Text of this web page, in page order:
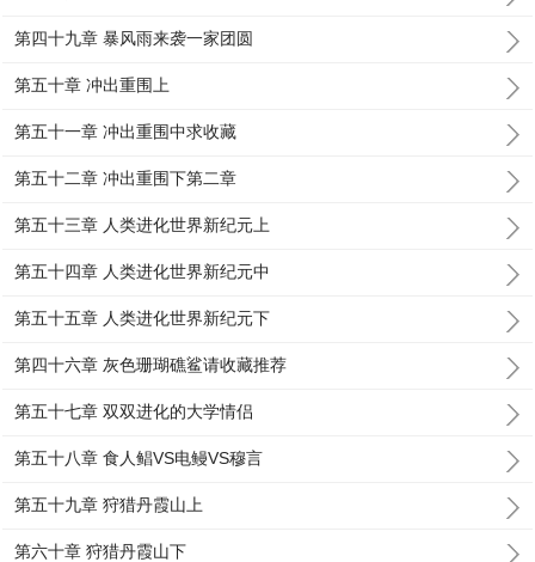
第四十九章 暴风雨来袭一家团圆
第五十章 冲出重围上
第五十一章 冲出重围中求收藏
第五十二章 冲出重围下第二章
第五十三章 人类进化世界新纪元上
第五十四章 人类进化世界新纪元中
第五十五章 人类进化世界新纪元下
第四十六章 灰色珊瑚礁鲨请收藏推荐
第五十七章 双双进化的大学情侣
第五十八章 食人鲳VS电鳗VS穆言
第五十九章 狩猎丹霞山上
第六十章 狩猎丹霞山下